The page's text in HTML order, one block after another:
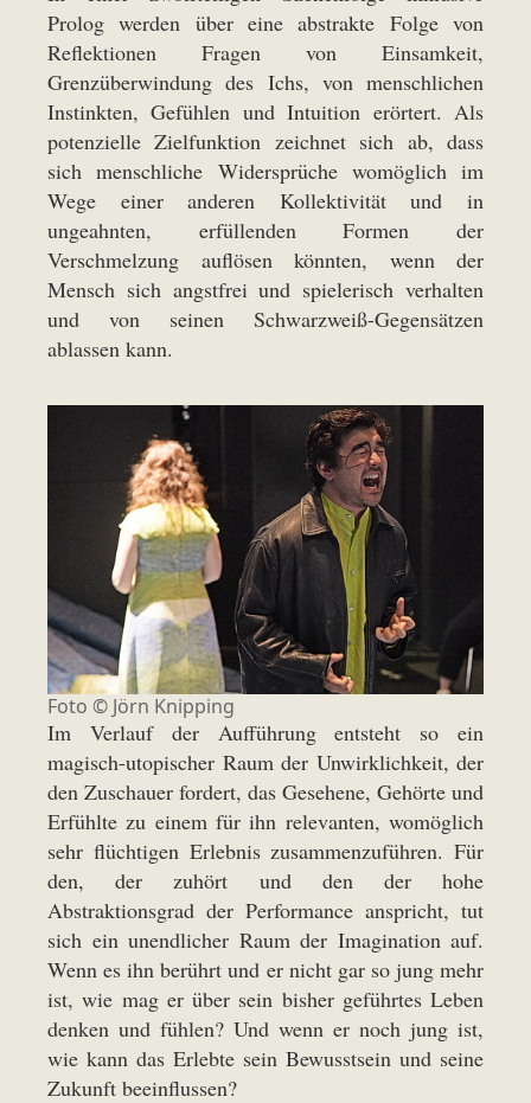
Prolog werden über eine abstrakte Folge von
Reflektionen Fragen von Einsamkeit,
Grenzüberwindung des Ichs, von menschlichen
Instinkten, Gefühlen und Intuition erörtert. Als
potenzielle Zielfunktion zeichnet sich ab, dass
sich menschliche Widersprüche womöglich im
Wege einer anderen Kollektivität und in
ungeahnten, erfüllenden Formen der
Verschmelzung auflösen könnten, wenn der
Mensch sich angstfrei und spielerisch verhalten
und von seinen Schwarzweiß-Gegensätzen
ablassen kann.
Foto © Jörn Knipping
Im Verlauf der Aufführung entsteht so ein
magisch-utopischer Raum der Unwirklichkeit, der
den Zuschauer fordert, das Gesehene, Gehörte und
Erfühlte zu einem für ihn relevanten, womöglich
sehr flüchtigen Erlebnis zusammenzuführen. Für
den, der zuhört und den der hohe
Abstraktionsgrad der Performance anspricht, tut
sich ein unendlicher Raum der Imagination auf.
Wenn es ihn berührt und er nicht gar so jung mehr
ist, wie mag er über sein bisher geführtes Leben
denken und fühlen? Und wenn er noch jung ist,
wie kann das Erlebte sein Bewusstsein und seine
Zukunft beeinflussen?